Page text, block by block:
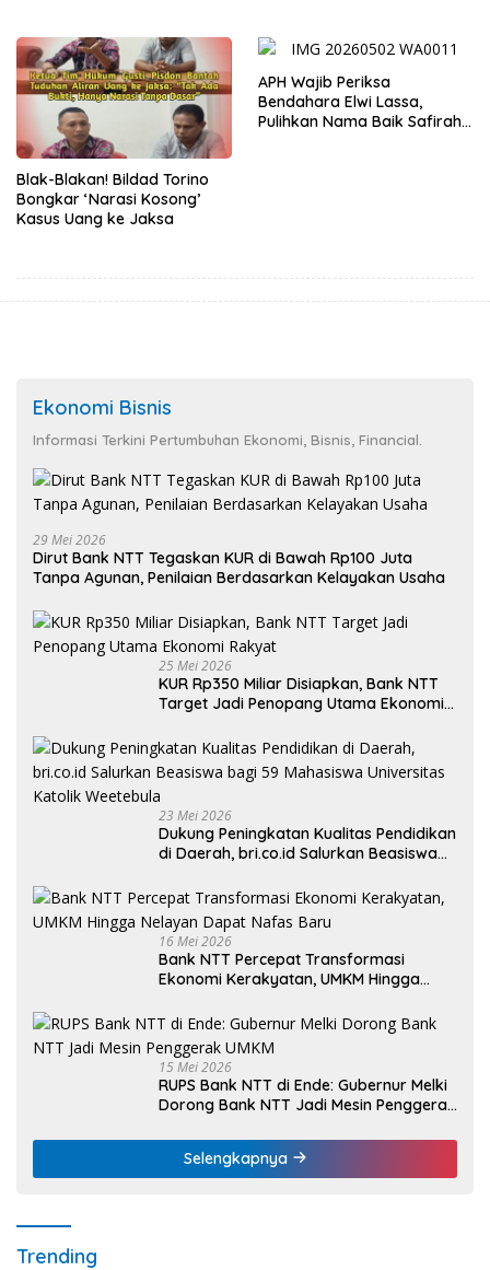
Blak-Blakan! Bildad Torino
Bongkar ‘Narasi Kosong’
Kasus Uang ke Jaksa
APH Wajib Periksa
Bendahara Elwi Lassa,
Pulihkan Nama Baik Safirah
Ekonomi Bisnis
Informasi Terkini Pertumbuhan Ekonomi, Bisnis, Financial.
29 Mei 2026
Dirut Bank NTT Tegaskan KUR di Bawah Rp100 Juta
Tanpa Agunan, Penilaian Berdasarkan Kelayakan Usaha
25 Mei 2026
KUR Rp350 Miliar Disiapkan, Bank NTT
Target Jadi Penopang Utama Ekonomi
23 Mei 2026
Dukung Peningkatan Kualitas Pendidikan
di Daerah, bri.co.id Salurkan Beasiswa
Weetebula
16 Mei 2026
Bank NTT Percepat Transformasi
Ekonomi Kerakyatan, UMKM Hingga
15 Mei 2026
RUPS Bank NTT di Ende: Gubernur Melki
Dorong Bank NTT Jadi Mesin Penggerak
Selengkapnya
Trending